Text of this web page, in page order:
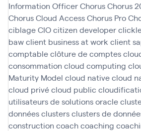
Information OfficerChorusChorus
Chorus Cloud AccessChorus Pro
ciblageCIOcitizen developer
bawclient business at work client
comptableclôture de comptes
consommation cloud computing
Maturity Model cloud nativecloud
cloud privécloud public
utilisateurs de solutions oracle
donnéesclustersclusters de
construction coachcoaching